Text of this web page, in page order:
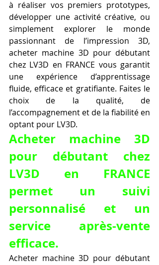
à réaliser vos premiers prototypes,
développer une activité créative, ou
simplement explorer le monde
passionnant de l’impression 3D,
acheter machine 3D pour débutant
chez LV3D en FRANCE vous garantit
une expérience d’apprentissage
fluide, efficace et gratifiante. Faites le
choix de la qualité, de
l’accompagnement et de la fiabilité en
optant pour LV3D.
Acheter machine 3D
pour débutant chez
LV3D en FRANCE
permet un suivi
personnalisé et un
service après-vente
efficace.
Acheter machine 3D pour débutant